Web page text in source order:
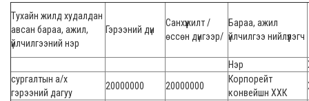
Тухайн жилд худалдан
авсан бараа, ажил,
үйлчилгээний нэр
Гэрээний дүн
Санхүүжилт /
өссөн дүнгээр/
Бараа, ажил
үйлчилгээ нийлүүлэгч
Нэр
сургалтын а/х
гэрээний дагуу
20000000 20000000
Корпорейт
конвейшн ХХК